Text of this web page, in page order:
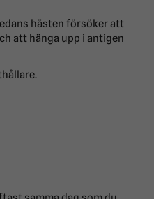
hästen försöker att
att hänga upp i antigen